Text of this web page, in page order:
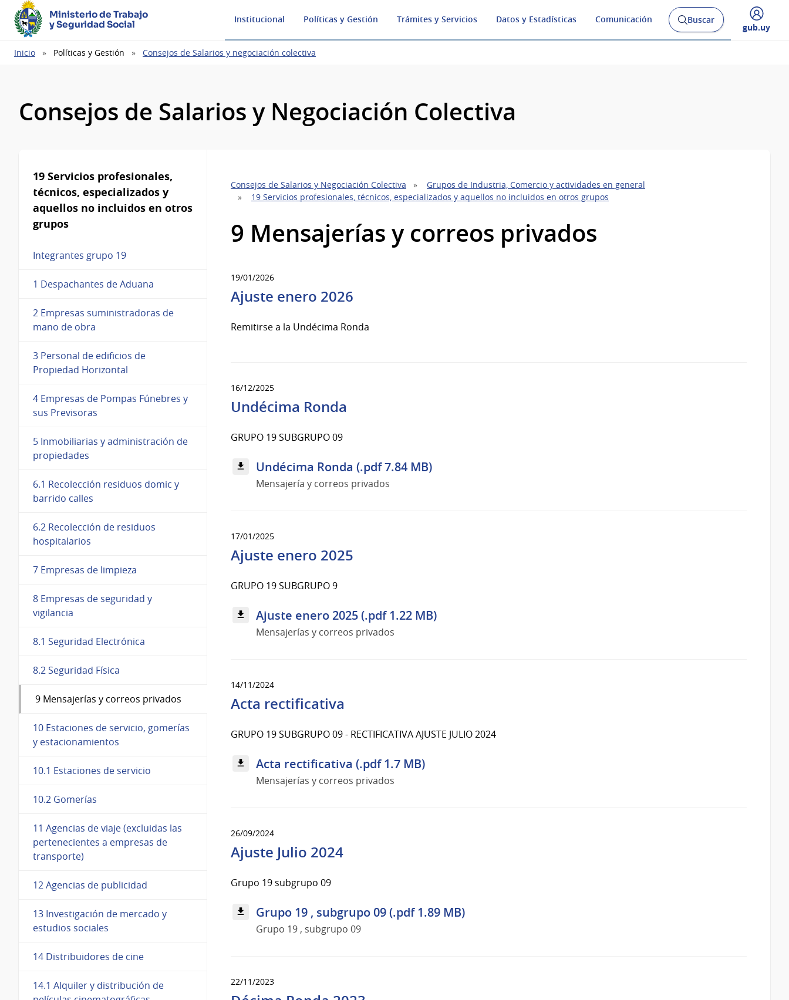
Ministerio de Trabajo
y Seguridad Social
Institucional Políticas y Gestión Trámites y Servicios Datos y Estadísticas Comunicación
Abrir
buscador
Buscar
Desplegar
gub.uy
Ruta
Inicio Políticas y Gestión Consejos de Salarios y negociación colectiva
Consejos de Salarios y Negociación Colectiva
19 Servicios profesionales,
técnicos, especializados y
aquellos no incluidos en otros
grupos
Integrantes grupo 19
1 Despachantes de Aduana
2 Empresas suministradoras de
mano de obra
3 Personal de edificios de
Propiedad Horizontal
4 Empresas de Pompas Fúnebres y
sus Previsoras
5 Inmobiliarias y administración de
propiedades
6.1 Recolección residuos domic y
barrido calles
6.2 Recolección de residuos
hospitalarios
7 Empresas de limpieza
8 Empresas de seguridad y
vigilancia
8.1 Seguridad Electrónica
8.2 Seguridad Física
9 Mensajerías y correos privados
10 Estaciones de servicio, gomerías
y estacionamientos
10.1 Estaciones de servicio
10.2 Gomerías
11 Agencias de viaje (excluidas las
pertenecientes a empresas de
transporte)
12 Agencias de publicidad
13 Investigación de mercado y
estudios sociales
14 Distribuidores de cine
14.1 Alquiler y distribución de
Consejos de Salarios y Negociación Colectiva
Grupos de Industria, Comercio y actividades en general
19 Servicios profesionales, técnicos, especializados y aquellos no incluidos en otros grupos
9 Mensajerías y correos privados
19/01/2026
Ajuste enero 2026
Remitirse a la Undécima Ronda
16/12/2025
Undécima Ronda
GRUPO 19 SUBGRUPO 09
Undécima Ronda (.pdf 7.84 MB)
Mensajería y correos privados
17/01/2025
Ajuste enero 2025
GRUPO 19 SUBGRUPO 9
Ajuste enero 2025 (.pdf 1.22 MB)
Mensajerías y correos privados
14/11/2024
Acta rectificativa
GRUPO 19 SUBGRUPO 09 - RECTIFICATIVA AJUSTE JULIO 2024
Acta rectificativa (.pdf 1.7 MB)
Mensajerías y correos privados
26/09/2024
Ajuste Julio 2024
Grupo 19 subgrupo 09
Grupo 19 , subgrupo 09 (.pdf 1.89 MB)
Grupo 19 , subgrupo 09
22/11/2023